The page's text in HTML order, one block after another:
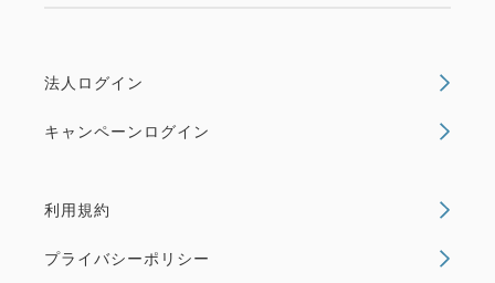
法人ログイン
キャンペーンログイン
利用規約
プライバシーポリシー